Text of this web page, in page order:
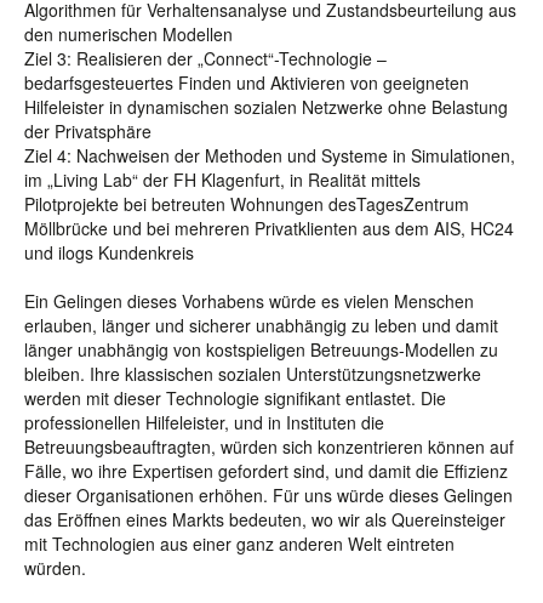
Algorithmen für Verhaltensanalyse und Zustandsbeurteilung aus
den numerischen Modellen
Ziel 3: Realisieren der „Connect“-Technologie –
bedarfsgesteuertes Finden und Aktivieren von geeigneten
Hilfeleister in dynamischen sozialen Netzwerke ohne Belastung
der Privatsphäre
Ziel 4: Nachweisen der Methoden und Systeme in Simulationen,
im „Living Lab“ der FH Klagenfurt, in Realität mittels
Pilotprojekte bei betreuten Wohnungen desTagesZentrum
Möllbrücke und bei mehreren Privatklienten aus dem AIS, HC24
und ilogs Kundenkreis
Ein Gelingen dieses Vorhabens würde es vielen Menschen
erlauben, länger und sicherer unabhängig zu leben und damit
länger unabhängig von kostspieligen Betreuungs-Modellen zu
bleiben. Ihre klassischen sozialen Unterstützungsnetzwerke
werden mit dieser Technologie signifikant entlastet. Die
professionellen Hilfeleister, und in Instituten die
Betreuungsbeauftragten, würden sich konzentrieren können auf
Fälle, wo ihre Expertisen gefordert sind, und damit die Effizienz
dieser Organisationen erhöhen. Für uns würde dieses Gelingen
das Eröffnen eines Markts bedeuten, wo wir als Quereinsteiger
mit Technologien aus einer ganz anderen Welt eintreten
würden.